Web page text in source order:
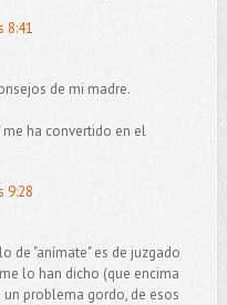
8:41
de mi madre.
me ha convertido en el
9:28
de "anímate" es de juzgado
lo han dicho (que encima
problema gordo, de esos